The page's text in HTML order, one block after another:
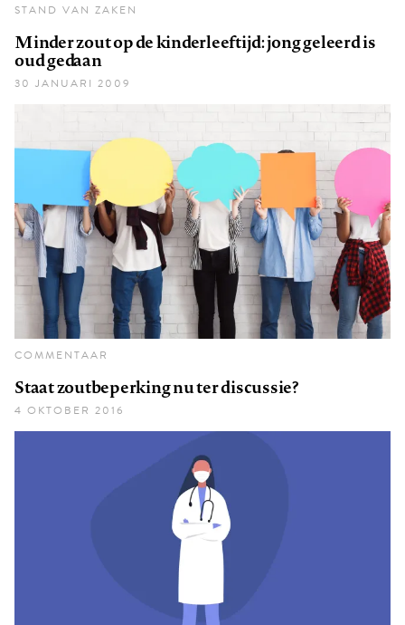
STAND VAN ZAKEN
Minder zout op de kinderleeftijd: jong geleerd is
oud gedaan
30 JANUARI 2009
COMMENTAAR
Staat zoutbeperking nu ter discussie?
4 OKTOBER 2016